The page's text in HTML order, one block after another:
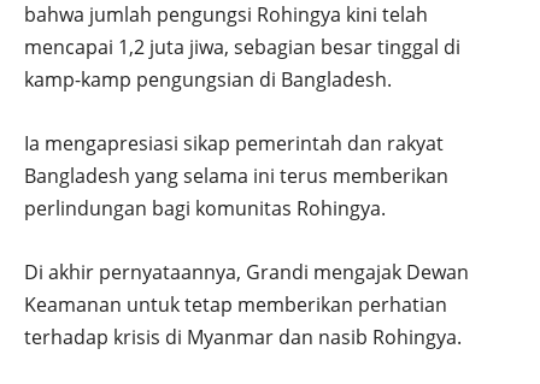
bahwa jumlah pengungsi Rohingya kini telah
mencapai 1,2 juta jiwa, sebagian besar tinggal di
kamp-kamp pengungsian di Bangladesh.
Ia mengapresiasi sikap pemerintah dan rakyat
Bangladesh yang selama ini terus memberikan
perlindungan bagi komunitas Rohingya.
Di akhir pernyataannya, Grandi mengajak Dewan
Keamanan untuk tetap memberikan perhatian
terhadap krisis di Myanmar dan nasib Rohingya.